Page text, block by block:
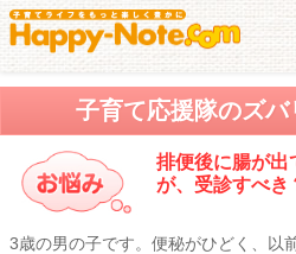
子育て応援隊のズバ
排便後に腸が出
が、受診すべき
3歳の男の子です。便秘がひどく、以